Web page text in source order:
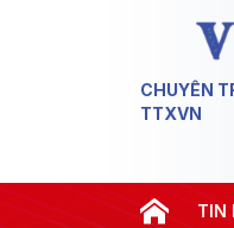
CHUYÊN
TTXVN
TIN
#Chống khai thác IUU